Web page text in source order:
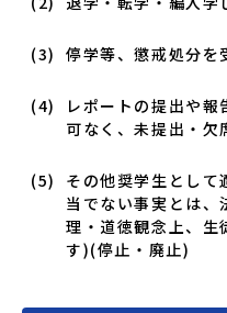
停学等、懲戒処分
レポートの提出や
可なく、未提出・欠
その他奨学生とし
当でない事実とは、
理・道徳観念上、生
す)(停止・廃止)